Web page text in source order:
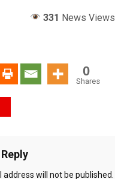
331 News Views
0
Shares
address will not be published.